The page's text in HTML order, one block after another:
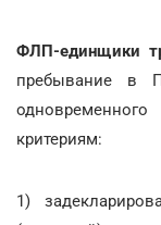
ФЛП-единщики
пребывание в
критериям:
1)